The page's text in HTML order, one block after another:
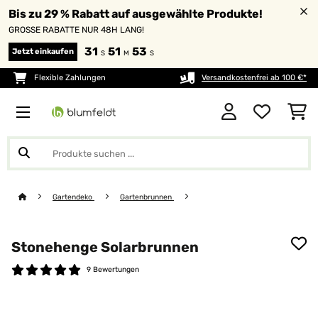
Bis zu 29 % Rabatt auf ausgewählte Produkte!
GROSSE RABATTE NUR 48H LANG!
Jetzt einkaufen 31 S 51 M 53 S
Flexible Zahlungen Versandkostenfrei ab 100 €*
Gartendeko Gartenbrunnen
Stonehenge Solarbrunnen
9 Bewertungen